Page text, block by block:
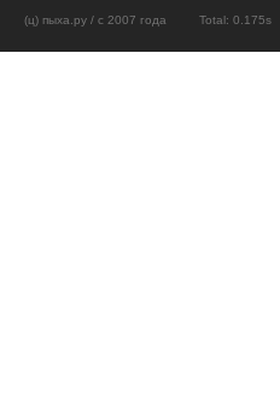
(ц) пыха.ру / с 2007 года Total: